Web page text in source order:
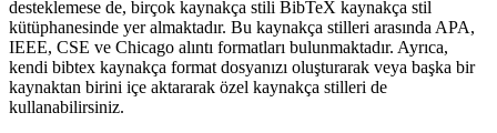
desteklemese de, birçok kaynakça stili BibTeX kaynakça stil
kütüphanesinde yer almaktadır. Bu kaynakça stilleri arasında APA,
IEEE, CSE ve Chicago alıntı formatları bulunmaktadır. Ayrıca,
kendi bibtex kaynakça format dosyanızı oluşturarak veya başka bir
kaynaktan birini içe aktararak özel kaynakça stilleri de
kullanabilirsiniz.